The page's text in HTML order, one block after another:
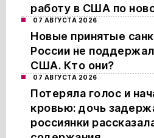
работу в США по
07 АВГУСТА 2026
Новые принятые
России не
США. Кто они?
07 АВГУСТА 2026
Потеряла голос и
кровью: дочь
россиянки